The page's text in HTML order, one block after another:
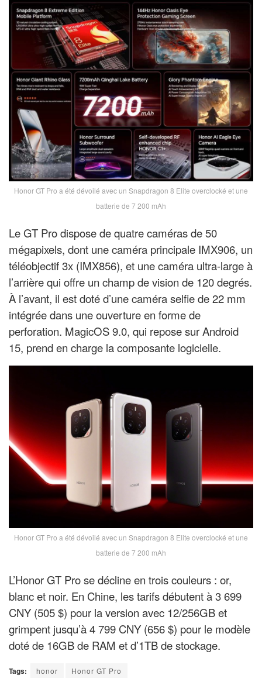
Honor GT Pro a été dévoilé avec un Snapdragon 8 Elite overclocké et une
batterie de 7 200 mAh
Le GT Pro dispose de quatre caméras de 50
mégapixels, dont une caméra principale IMX906, un
téléobjectif 3x (IMX856), et une caméra ultra-large à
l’arrière qui offre un champ de vision de 120 degrés.
À l’avant, il est doté d’une caméra selfie de 22 mm
intégrée dans une ouverture en forme de
perforation. MagicOS 9.0, qui repose sur Android
15, prend en charge la composante logicielle.
Honor GT Pro a été dévoilé avec un Snapdragon 8 Elite overclocké et une
batterie de 7 200 mAh
L’Honor GT Pro se décline en trois couleurs : or,
blanc et noir. En Chine, les tarifs débutent à 3 699
CNY (505 $) pour la version avec 12/256GB et
grimpent jusqu’à 4 799 CNY (656 $) pour le modèle
doté de 16GB de RAM et d’1TB de stockage.
Tags: honor Honor GT Pro